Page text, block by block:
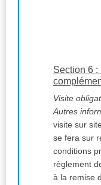
Section 6 :
Visite
Autres
visite sur
se fera sur
conditions
règlement
à la remise